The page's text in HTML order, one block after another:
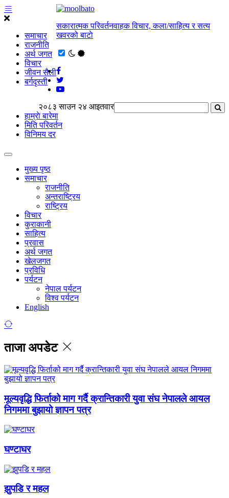
समाचार
राजनीति
अर्थ जगत
विचार
जीवन सैली
बर्गदृस्ती
सकारात्मक परिवर्तनवाहक विचार, कला/साहित्य र सत्य
खवरको बाटाे
२०८३ साउन २४ आइतवार
हाम्राे बारेमा
मिति परिवर्तन
विनिमय दर
मुख्य पृष्ठ
समाचार
राजनीति
अन्तराष्ट्रिय
राष्ट्रिय
विचार
कुराकानी
साहित्य
प्रवास
अर्थ जगत
खेलजगत
प्रविधि
पर्यटन
नेपाल पर्यटन
विश्व पर्यटन
English
ताजा अपडेट
मूल्यवृद्धि फिर्ताको माग गर्दै क्रान्तिकारी युवा संघ नेपालले आयल
निगममा बुझायो ज्ञापन पत्र
घण्टाघर
झुपडि र महल